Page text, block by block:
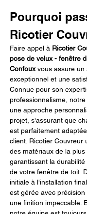
Pourquoi
Ricotier
Faire appel à Ricotier
pose de velux - fenêtre
Confoux vous assure un
exceptionnel et une
Connue pour son
professionnalisme,
une approche
projet, s'assurant que
est parfaitement
client. Ricotier Couvreur
des matériaux de la plus
garantissant la
de votre fenêtre de toit.
initiale à l'installation
est gérée avec
une finition impeccable.